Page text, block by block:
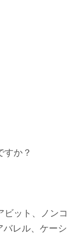
すか？
ビット、ノンコ
バレル、ケーシ